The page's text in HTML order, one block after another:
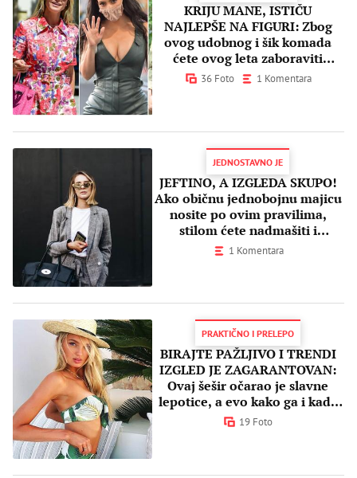
KRIJU MANE, ISTIČU
NAJLEPŠE NA FIGURI: Zbog
ovog udobnog i šik komada
ćete ovog leta zaboraviti
haljine i suknje
36 Foto 1 Komentara
JEDNOSTAVNO JE
JEFTINO, A IZGLEDA SKUPO!
Ako običnu jednobojnu majicu
nosite po ovim pravilima,
stilom ćete nadmašiti i
influenserke
1 Komentara
PRAKTIČNO I PRELEPO
BIRAJTE PAŽLJIVO I TRENDI
IZGLED JE ZAGARANTOVAN:
Ovaj šešir očarao je slavne
lepotice, a evo kako ga i kada
nositi
19 Foto